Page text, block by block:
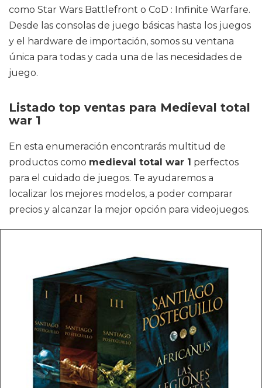
como Star Wars Battlefront o CoD : Infinite Warfare.
Desde las consolas de juego básicas hasta los juegos
y el hardware de importación, somos su ventana
única para todas y cada una de las necesidades de
juego.
Listado top ventas para Medieval total
war 1
En esta enumeración encontrarás multitud de
productos como medieval total war 1 perfectos
para el cuidado de juegos. Te ayudaremos a
localizar los mejores modelos, a poder comparar
precios y alcanzar la mejor opción para videojuegos.